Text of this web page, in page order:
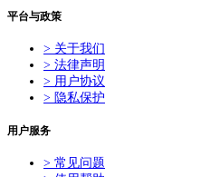
平台与政策
> 关于我们
> 法律声明
> 用户协议
> 隐私保护
用户服务
> 常见问题